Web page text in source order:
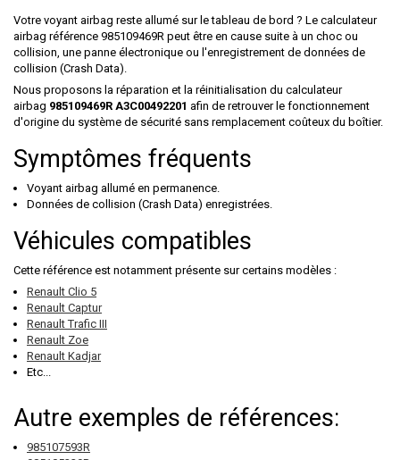
Votre voyant airbag reste allumé sur le tableau de bord ? Le calculateur
airbag référence 985109469R peut être en cause suite à un choc ou
collision, une panne électronique ou l'enregistrement de données de
collision (Crash Data).
Nous proposons la réparation et la réinitialisation du calculateur
airbag 985109469R A3C00492201 afin de retrouver le fonctionnement
d'origine du système de sécurité sans remplacement coûteux du boîtier.
Symptômes fréquents
Voyant airbag allumé en permanence.
Données de collision (Crash Data) enregistrées.
Véhicules compatibles
Cette référence est notamment présente sur certains modèles :
Renault Clio 5
Renault Captur
Renault Trafic III
Renault Zoe
Renault Kadjar
Etc...
Autre exemples de références:
985107593R